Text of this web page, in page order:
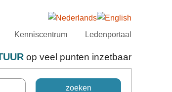
Kenniscentrum Ledenportaal
op veel punten inzetbaar